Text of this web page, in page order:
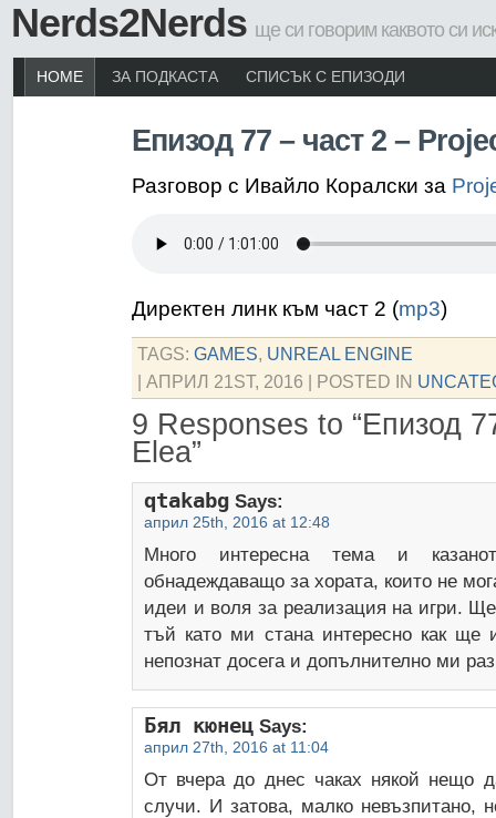
Nerds2Nerds ще си говорим каквото си
HOME ЗА ПОДКАСТА СПИСЪК С ЕПИЗОДИ
Епизод 77 – част 2 –
Разговор с Ивайло Коралски за
Директен линк към част 2 (mp3)
TAGS: GAMES, UNREAL ENGINE
| АПРИЛ 21ST, 2016 | POSTED IN
9 Responses to “Епизод
Elea”
qtakabg Says:
април 25th, 2016 at 12:48
Много интересна тема и
обнадеждаващо за хората, които не
идеи и воля за реализация на игри.
тъй като ми стана интересно как
непознат досега и допълнително ми
Бял кюнец Says:
април 27th, 2016 at 11:04
От вчера до днес чаках някой нещо
случи. И затова, малко невъзпитано,